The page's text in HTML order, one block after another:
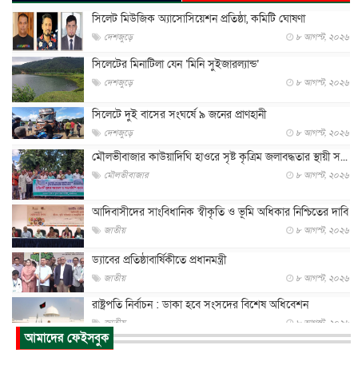
সিলেট মিউজিক অ্যাসোসিয়েশন প্রতিষ্ঠা, কমিটি ঘোষণা
দেশজুড়ে ৮ আগস্ট, ২০২৬
সিলেটের মিনাটিলা যেন ‘মিনি সুইজারল্যান্ড’
দেশজুড়ে ৮ আগস্ট, ২০২৬
সিলেটে দুই বাসের সংঘর্ষে ৯ জনের প্রাণহানী
দেশজুড়ে ৮ আগস্ট, ২০২৬
মৌলভীবাজার কাউয়াদিঘি হাওরে সৃষ্ট কৃত্রিম জলাবদ্ধতার স্থায়ী স...
মৌলভীবাজার ৮ আগস্ট, ২০২৬
আদিবাসীদের সাংবিধানিক স্বীকৃতি ও ভূমি অধিকার নিশ্চিতের দাবি
জাতীয় ৮ আগস্ট, ২০২৬
ড্যাবের প্রতিষ্ঠাবার্ষিকীতে প্রধানমন্ত্রী
জাতীয় ৮ আগস্ট, ২০২৬
রাষ্ট্রপতি নির্বাচন : ডাকা হবে সংসদের বিশেষ অধিবেশন
জাতীয় ৮ আগস্ট, ২০২৬
প্রধানমন্ত্রীর সঙ্গে সাক্ষাতে খুদে শিল্পী অনুশ্রী রায়ের স্বপ...
আমাদের ফেইসবুক